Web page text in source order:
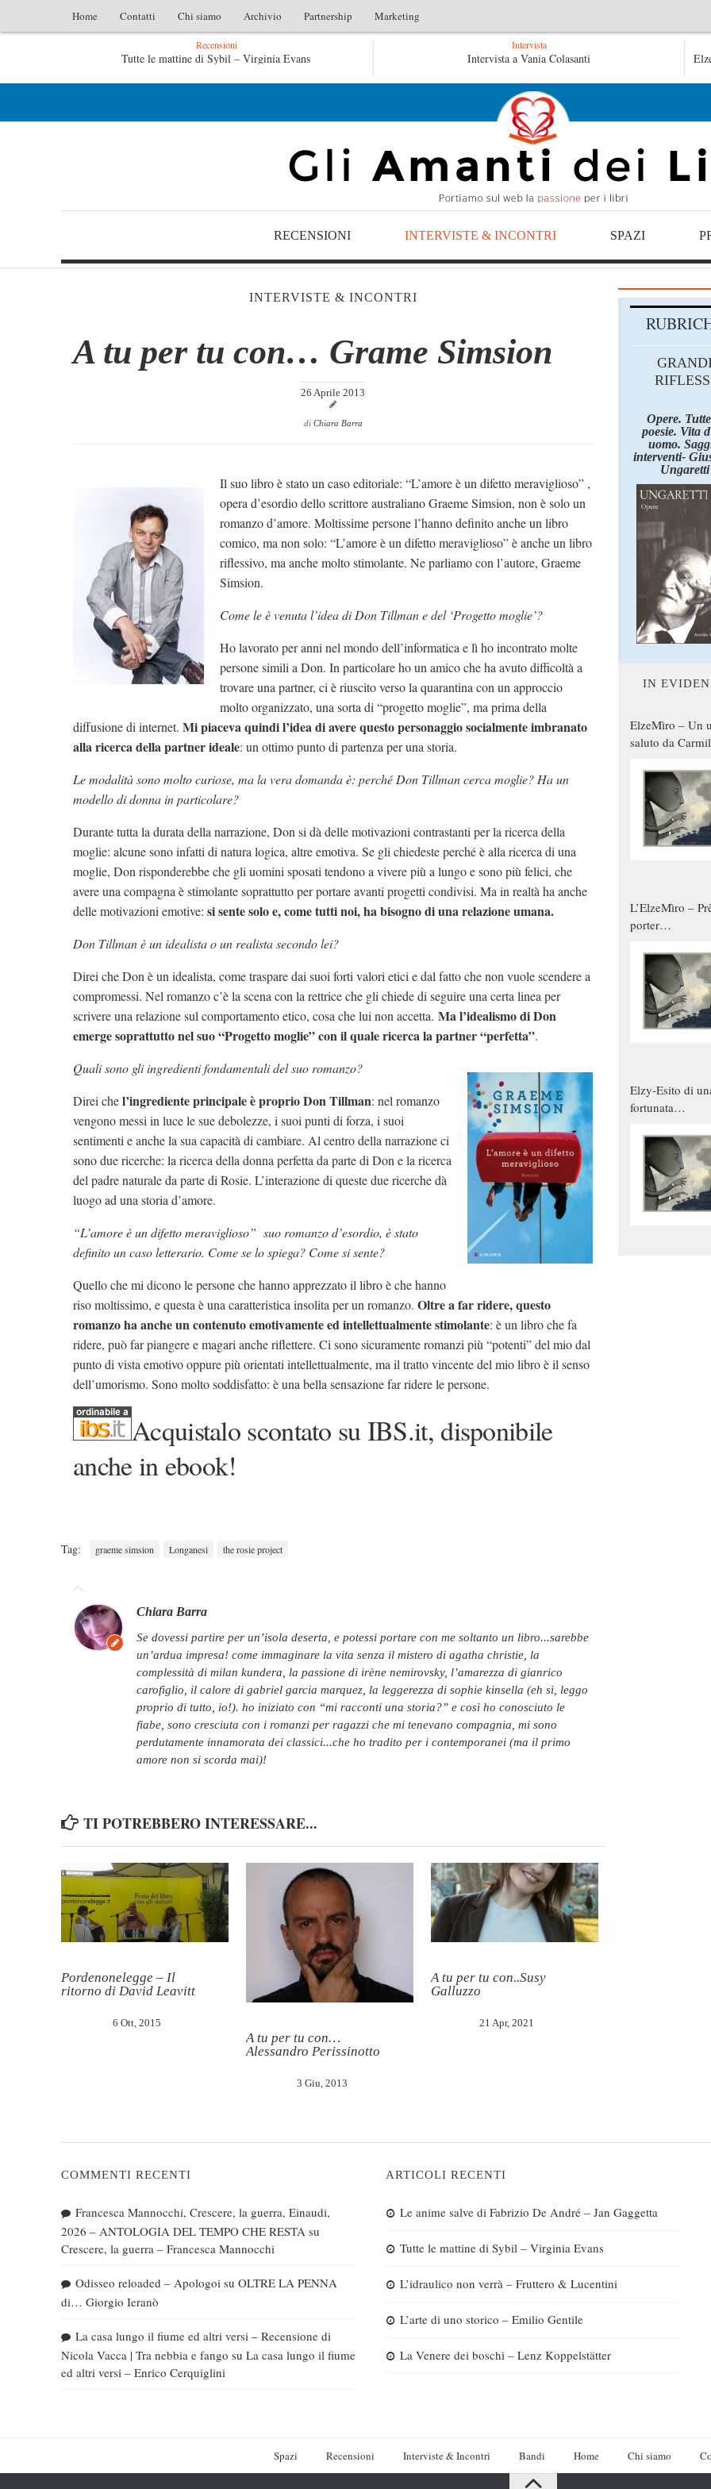
Home Contatti Chi siamo Archivio Partnership Marketing
Recensioni
L’idraulico non verrà – Fruttero & Lucentini Le anime salve di Fabrizio De André – Jan Gaggetta
Le anime salve di Fabrizio De André – Jan Gaggetta
Intervista
Intervista a Vania Colasanti
RECENSIONI INTERVISTE & INCONTRI SPAZI
INTERVISTE & INCONTRI
A tu per tu con… Grame Simsion
26 Aprile 2013
di Chiara Barra
Il suo libro è stato un caso editoriale: “L’amore è un difetto meraviglioso” ,
opera d’esordio dello scrittore australiano Graeme Simsion, non è solo un
romanzo d’amore. Moltissime persone l’hanno definito anche un libro
comico, ma non solo: “L’amore è un difetto meraviglioso” è anche un libro
riflessivo, ma anche molto stimolante. Ne parliamo con l’autore, Graeme
Simsion.
Come le è venuta l’idea di Don Tillman e del ‘Progetto moglie’?
Ho lavorato per anni nel mondo dell’informatica e lì ho incontrato molte
persone simili a Don. In particolare ho un amico che ha avuto difficoltà a
trovare una partner, ci è riuscito verso la quarantina con un approccio
molto organizzato, una sorta di “progetto moglie”, ma prima della
diffusione di internet. Mi piaceva quindi l’idea di avere questo personaggio socialmente imbranato
alla ricerca della partner ideale: un ottimo punto di partenza per una storia.
Le modalità sono molto curiose, ma la vera domanda è: perché Don Tillman cerca moglie? Ha un
modello di donna in particolare?
Durante tutta la durata della narrazione, Don si dà delle motivazioni contrastanti per la ricerca della
moglie: alcune sono infatti di natura logica, altre emotiva. Se gli chiedeste perché è alla ricerca di una
moglie, Don risponderebbe che gli uomini sposati tendono a vivere più a lungo e sono più felici, che
avere una compagna è stimolante soprattutto per portare avanti progetti condivisi. Ma in realtà ha anche
delle motivazioni emotive: si sente solo e, come tutti noi, ha bisogno di una relazione umana.
Don Tillman è un idealista o un realista secondo lei?
Direi che Don è un idealista, come traspare dai suoi forti valori etici e dal fatto che non vuole scendere a
compromessi. Nel romanzo c’è la scena con la rettrice che gli chiede di seguire una certa linea per
scrivere una relazione sul comportamento etico, cosa che lui non accetta. Ma l’idealismo di Don
emerge soprattutto nel suo “Progetto moglie” con il quale ricerca la partner “perfetta”.
Quali sono gli ingredienti fondamentali del suo romanzo?
Direi chel’ingrediente principale è proprio Don Tillman: nel romanzo
vengono messi in luce le sue debolezze, i suoi punti di forza, i suoi
sentimenti e anche la sua capacità di cambiare. Al centro della narrazione ci
sono due ricerche: la ricerca della donna perfetta da parte di Don e la ricerca
del padre naturale da parte di Rosie. L’interazione di queste due ricerche dà
luogo ad una storia d’amore.
“L’amore è un difetto meraviglioso” suo romanzo d’esordio, è stato
definito un caso letterario. Come se lo spiega? Come si sente?
Quello che mi dicono le persone che hanno apprezzato il libro è che hanno
riso moltissimo, e questa è una caratteristica insolita per un romanzo. Oltre a far ridere, questo
romanzo ha anche un contenuto emotivamente ed intellettualmente stimolante: è un libro che fa
ridere, può far piangere e magari anche riflettere. Ci sono sicuramente romanzi più “potenti” del mio dal
punto di vista emotivo oppure più orientati intellettualmente, ma il tratto vincente del mio libro è il senso
dell’umorismo. Sono molto soddisfatto: è una bella sensazione far ridere le persone.
Acquistalo scontato su IBS.it, disponibile
anche in ebook!
Tag: graeme simsion Longanesi the rosie project
Chiara Barra
se dovessi partire per un’isola deserta, e potessi portare con me soltanto un libro...sarebbe
un’ardua impresa! come immaginare la vita senza il mistero di agatha christie, la
complessità di milan kundera, la passione di irène nemirovsky, l’amarezza di gianrico
carofiglio, il calore di gabriel garcia marquez, la leggerezza di sophie kinsella (eh sì, leggo
proprio di tutto, io!). ho iniziato con “mi racconti una storia?” e così ho conosciuto le
fiabe, sono cresciuta con i romanzi per ragazzi che mi tenevano compagnia, mi sono
perdutamente innamorata dei classici...che ho tradito per i contemporanei (ma il primo
amore non si scorda mai)!
TI POTREBBERO INTERESSARE...
Pordenonelegge – Il
ritorno di David Leavitt
6 Ott, 2015
A tu per tu con…
Alessandro Perissinotto
3 Giu, 2013
A tu per tu con..Susy
Galluzzo
21 Apr, 2021
Opere.
poesie. Vita
uomo.
interventi-
Ungaretti
IN
ElzeMìro – Un
saluto da
qualche modo
donne
L’ElzeMìro –
porter
Elzy-Esito di
fortunata
COMMENTI RECENTI
Francesca Mannocchi, Crescere, la guerra, Einaudi,
2026 – ANTOLOGIA DEL TEMPO CHE RESTA su
Crescere, la guerra – Francesca Mannocchi
Odisseo reloaded – Apologoi su OLTRE LA PENNA
di… Giorgio Ieranò
La casa lungo il fiume ed altri versi – Recensione di
Nicola Vacca | Tra nebbia e fango su La casa lungo il fiume
ed altri versi – Enrico Cerquiglini
ARTICOLI RECENTI
Le anime salve di Fabrizio De André – Jan Gaggetta
Tutte le mattine di Sybil – Virginia Evans
L’idraulico non verrà – Fruttero & Lucentini
L’arte di uno storico – Emilio Gentile
La Venere dei boschi – Lenz Koppelstätter
Spazi Recensioni Interviste & Incontri Bandi Home Chi siamo